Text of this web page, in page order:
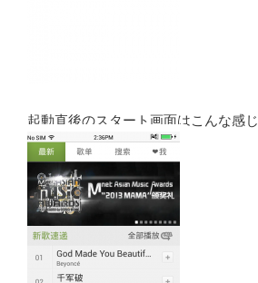
起動直後のスタート画面はこんな感じ